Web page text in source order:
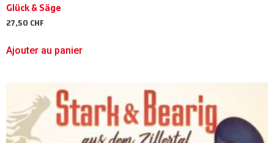
Glück & Säge
27,50CHF
Ajouter au panier